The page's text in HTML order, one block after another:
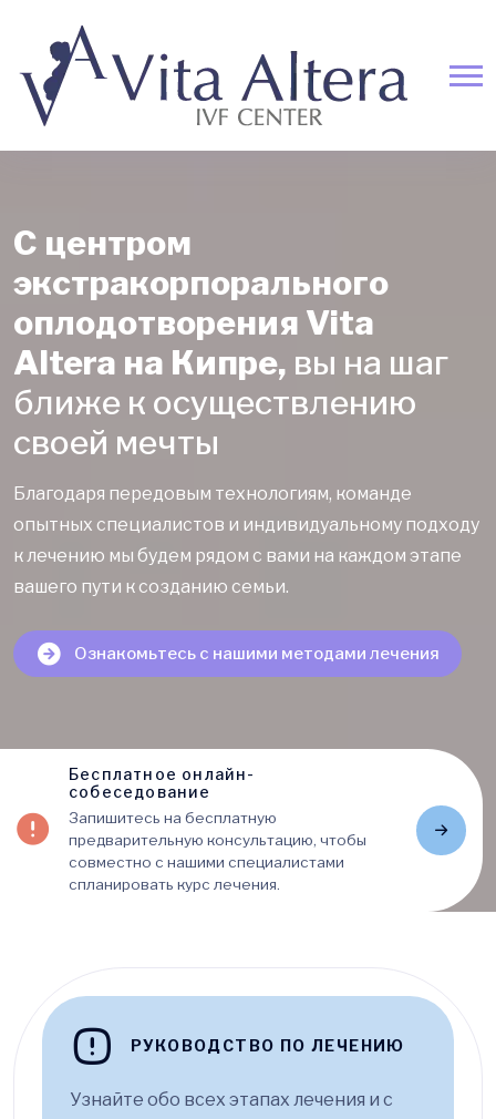
С центром
экстракорпорального
оплодотворения Vita
Altera на Кипре, вы на шаг
ближе к осуществлению
своей мечты
Благодаря передовым технологиям, команде
опытных специалистов и индивидуальному подходу
к лечению мы будем рядом с вами на каждом этапе
вашего пути к созданию семьи.
Ознакомьтесь с нашими методами лечения
Бесплатное онлайн-
собеседование
Запишитесь на бесплатную
предварительную консультацию, чтобы
совместно с нашими специалистами
спланировать курс лечения.
РУКОВОДСТВО ПО ЛЕЧЕНИЮ
Узнайте обо всех этапах лечения и с